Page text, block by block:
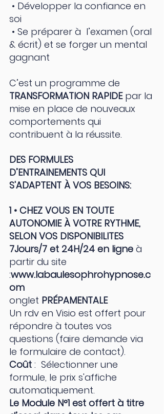
soi
& écrit) et se forger un mental
gagnant
C’est un programme de
TRANSFORMATION RAPIDE par la
mise en place de nouveaux
comportements qui
contribuent à la réussite.
DES FORMULES
D’ENTRAINEMENTS QUI
S'ADAPTENT À VOS BESOINS:
1 • CHEZ VOUS EN TOUTE
AUTONOMIE À VOTRE RYTHME,
SELON VOS DISPONIBILITES
7Jours/7 et 24H/24 en ligne à
partir du site
:www.labaulesophrohypnose.c
om
onglet PRÉPAMENTALE
Un rdv en Visio est offert pour
répondre à toutes vos
questions (faire demande via
le formulaire de contact).
Coût :  Sélectionner une
formule, le prix s'affiche
automatiquement.
Le Module N°1 est offert à titre